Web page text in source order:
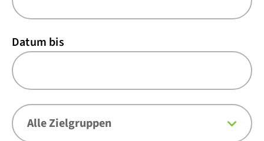
Datum bis